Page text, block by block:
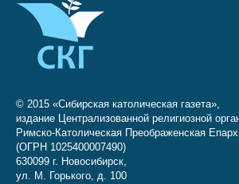
© 2015 «Сибирская католическая газета»,
издание Централизованной религиозной
Римско-Католическая Преображенская
(ОГРН 1025400007490)
630099 г. Новосибирск,
ул. М. Горького, д. 100